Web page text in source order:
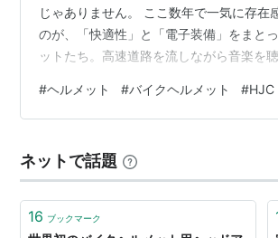
じゃありません。 ここ数年で一気に存在
のが、「快適性」と「電子装備」をまと
ットたち。高速道路を流しながら音楽を
性はしっかり――そんな欲張りなニーズに
が増えてきました。 今回取り上げる
メット」のど真ん中にいる一本。 プレミ
ーリングという肩書きにふさわしく、軽
装備・インカム対…
#ヘルメット #バイクヘルメット #HJC
ネットで話題
16 ブックマーク